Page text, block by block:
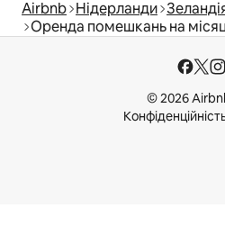
Airbnb Нідерланди
Оренда помешкань на
© 2026